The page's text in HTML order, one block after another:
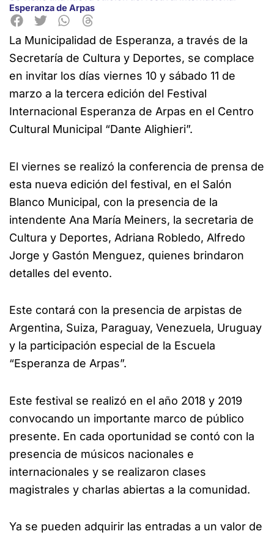
Esperanza de Arpas
La Municipalidad de Esperanza, a través de la
Secretaría de Cultura y Deportes, se complace
en invitar los días viernes 10 y sábado 11 de
marzo a la tercera edición del Festival
Internacional Esperanza de Arpas en el Centro
Cultural Municipal “Dante Alighieri”.
El viernes se realizó la conferencia de prensa de
esta nueva edición del festival, en el Salón
Blanco Municipal, con la presencia de la
intendente Ana María Meiners, la secretaria de
Cultura y Deportes, Adriana Robledo, Alfredo
Jorge y Gastón Menguez, quienes brindaron
detalles del evento.
Este contará con la presencia de arpistas de
Argentina, Suiza, Paraguay, Venezuela, Uruguay
y la participación especial de la Escuela
“Esperanza de Arpas”.
Este festival se realizó en el año 2018 y 2019
convocando un importante marco de público
presente. En cada oportunidad se contó con la
presencia de músicos nacionales e
internacionales y se realizaron clases
magistrales y charlas abiertas a la comunidad.
Ya se pueden adquirir las entradas a un valor de